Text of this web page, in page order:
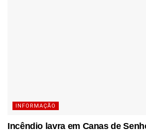
INFORMAÇÃO
Incêndio lavra em Canas de